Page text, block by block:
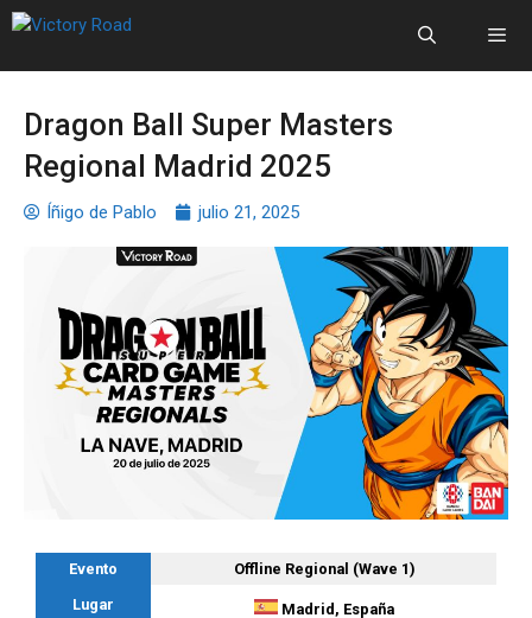
Dragon Ball Super Masters
Regional Madrid 2025
Íñigo de Pablo julio 21, 2025
Evento
Offline Regional (Wave 1)
Lugar
Madrid, España